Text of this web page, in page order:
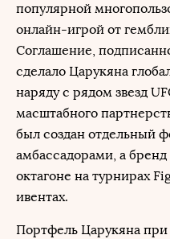
популярной
онлайн-игрой от
Соглашение,
сделало Царукяна
наряду с рядом звезд
масштабного
был создан отдельный
амбассадорами, а
октагоне на турнирах
ивентах.
Портфель Царукяна при